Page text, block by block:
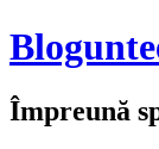
Împreună